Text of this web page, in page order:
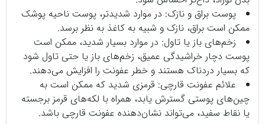
پوست براق و نازک: در موارد شدیدتر، پوست ناحیه پوشک
ممکن است براق، نازک و شبیه به کاغذ به نظر برسد.
زخم‌های باز یا تاول: در موارد بسیار شدید، ممکن است
پوست دچار خراشیدگی عمیق، زخم‌های باز یا حتی تاول شود
که بسیار دردناک هستند و خطر عفونت را افزایش می‌دهند.
علائم عفونت قارچی: قرمزی شدید که ممکن است به
چین‌های پوستی گسترش یابد، همراه با لکه‌های قرمز برجسته
یا نقاط سفید، می‌تواند نشان‌دهنده عفونت قارچی باشد.